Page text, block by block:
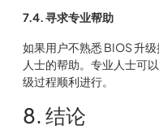
7.4. 寻求专业帮助
如果用户不熟悉 BIOS 升
人士的帮助。专业人士可
级过程顺利进行。
8. 结论